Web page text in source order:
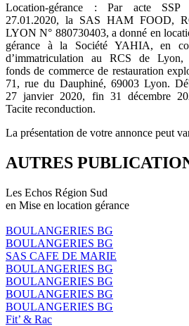
Location-gérance : Par acte SSP
27.01.2020, la SAS HAM FOOD,
LYON N° 880730403, a donné en
gérance à la Société YAHIA, en
d’immatriculation au RCS de Lyon,
fonds de commerce de restauration
71, rue du Dauphiné, 69003 Lyon.
27 janvier 2020, fin 31 décembre
Tacite reconduction.
La présentation de votre annonce peut
AUTRES
Les Echos Région Sud
en Mise en location gérance
BOULANGERIES BG
BOULANGERIES BG
SAS CAFE DE MARIE
BOULANGERIES BG
BOULANGERIES BG
BOULANGERIES BG
BOULANGERIES BG
Fit’ & Rac